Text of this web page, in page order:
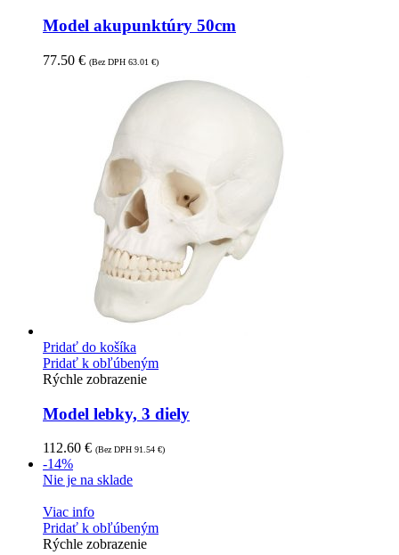
Model akupunktúry 50cm
77.50 € (Bez DPH 63.01 €)
Pridať do košíka
Pridať k obľúbeným
Rýchle zobrazenie
Model lebky, 3 diely
112.60 € (Bez DPH 91.54 €)
-14%
Nie je na sklade
Viac info
Pridať k obľúbeným
Rýchle zobrazenie